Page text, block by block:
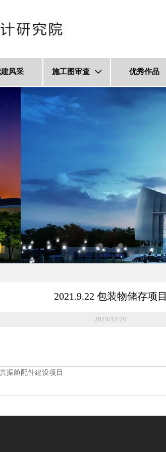
建风采 施工图审查  优秀作品
2021.9.22 包装物储存项目
2024/12/20
振舱配件建设项目